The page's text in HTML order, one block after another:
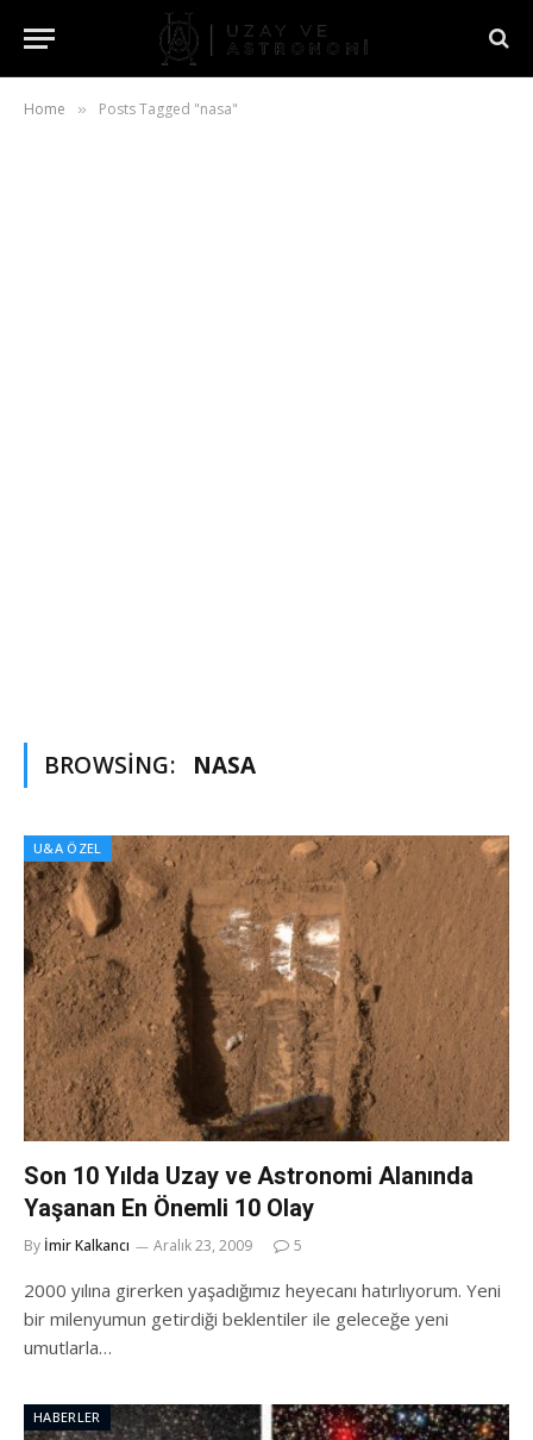
Home » Posts Tagged "nasa"
BROWSING: NASA
U&A ÖZEL
Son 10 Yılda Uzay ve Astronomi Alanında
Yaşanan En Önemli 10 Olay
By İmir Kalkancı Aralık 23, 2009 5
2000 yılına girerken yaşadığımız heyecanı hatırlıyorum. Yeni
bir milenyumun getirdiği beklentiler ile geleceğe yeni
umutlarla…
HABERLER